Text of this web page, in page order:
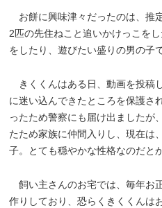
お餅に興味津々だったのは、推
2匹の先住ねこと追いかけっこを
をしたり、遊びたい盛りの男の子
きくくんはある日、動画を投稿
に迷い込んできたところを保護さ
ったため警察にも届け出ましたが
たため家族に仲間入りし、現在は
子。とても穏やかな性格なのだとか
飼い主さんのお宅では、毎年お
作りしており、恐らくきくくんは